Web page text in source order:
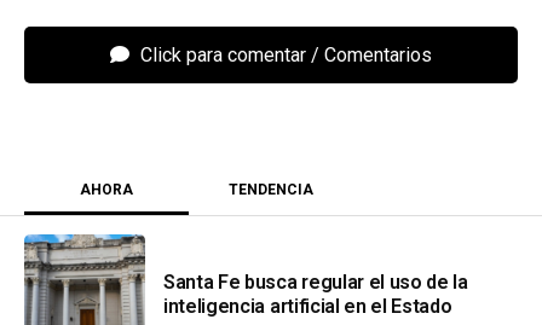
Click para comentar
AHORA TENDENCIA
Santa Fe busca regular el uso de la
inteligencia artificial en el Estado